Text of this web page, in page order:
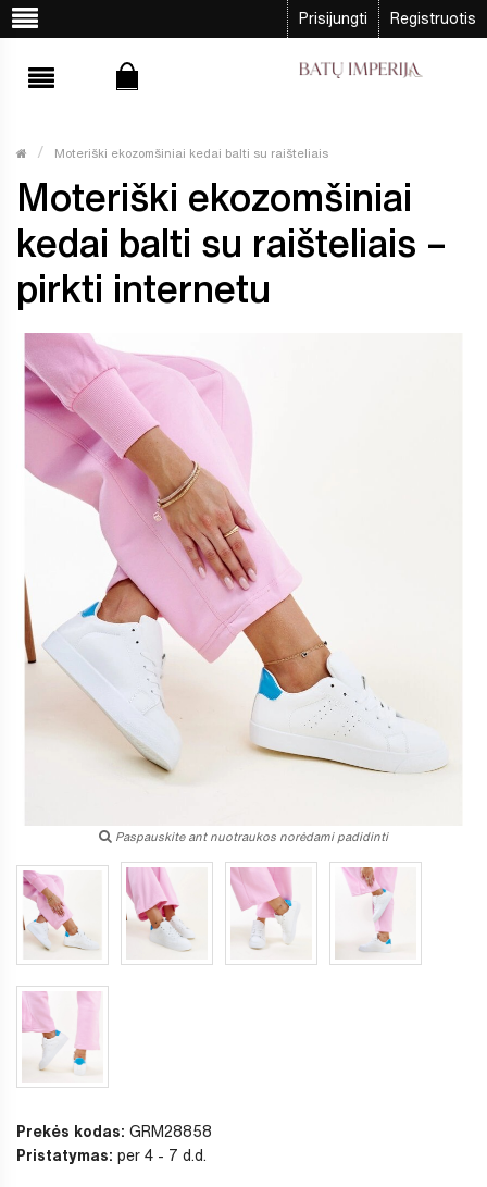
Prisijungti Registruotis
Moteriški ekozomšiniai kedai balti su raišteliais
Moteriški ekozomšiniai
kedai balti su raišteliais –
pirkti internetu
Paspauskite ant nuotraukos norėdami padidinti
Prekės kodas: GRM28858
Pristatymas: per 4 - 7 d.d.